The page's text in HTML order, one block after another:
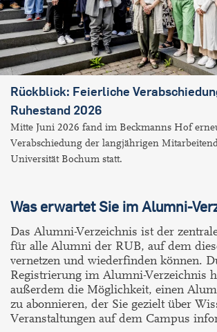
Rückblick: Feierliche
Ruhestand 2026
Mitte Juni 2026 fand im Beckmanns Hof
Verabschiedung der langjährigen
Universität Bochum statt.
Was erwartet Sie im Alumni-
Das Alumni-Verzeichnis ist der
für alle Alumni der RUB, auf dem
vernetzen und wiederfinden können.
Registrierung im Alumni-Verzeichnis
außerdem die Möglichkeit, einen
zu abonnieren, der Sie gezielt über
Veranstaltungen auf dem Campus